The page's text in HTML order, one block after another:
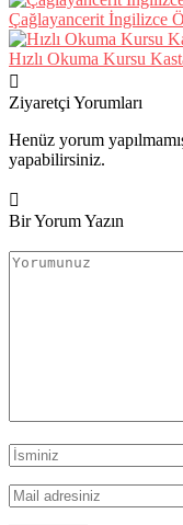
Çağlayancerit İngilizce
Hızlı Okuma Kursu
Ziyaretçi Yorumları
Henüz yorum
yapabilirsiniz.
Bir Yorum Yazın